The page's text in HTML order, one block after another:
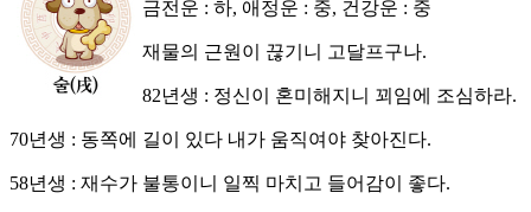
금전운 : 하, 애정운 : 중, 건강운 : 중
재물의 근원이 끊기니 고달프구나.
82년생 : 정신이 혼미해지니 꾀임에 조심하라.
70년생 : 동쪽에 길이 있다 내가 움직여야 찾아진다.
58년생 : 재수가 불통이니 일찍 마치고 들어감이 좋다.